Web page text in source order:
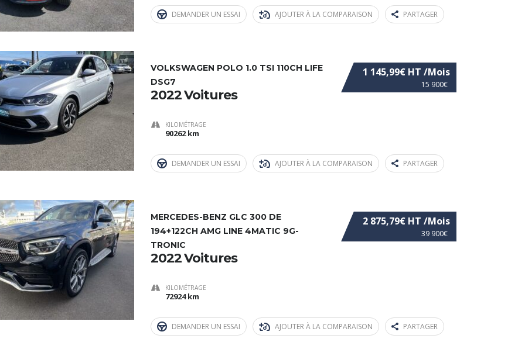
DEMANDER UN ESSAI AJOUTER À LA COMPARAISON PARTAGER
15 900€
1 145,99€ HT /Mois
VOLKSWAGEN POLO 1.0 TSI 110CH LIFE
DSG7
2022 Voitures
KILOMÉTRAGE
90262 km
DEMANDER UN ESSAI AJOUTER À LA COMPARAISON PARTAGER
39 900€
2 875,79€ HT /Mois
MERCEDES-BENZ GLC 300 DE
194+122CH AMG LINE 4MATIC 9G-
TRONIC
2022 Voitures
KILOMÉTRAGE
72924 km
DEMANDER UN ESSAI AJOUTER À LA COMPARAISON PARTAGER